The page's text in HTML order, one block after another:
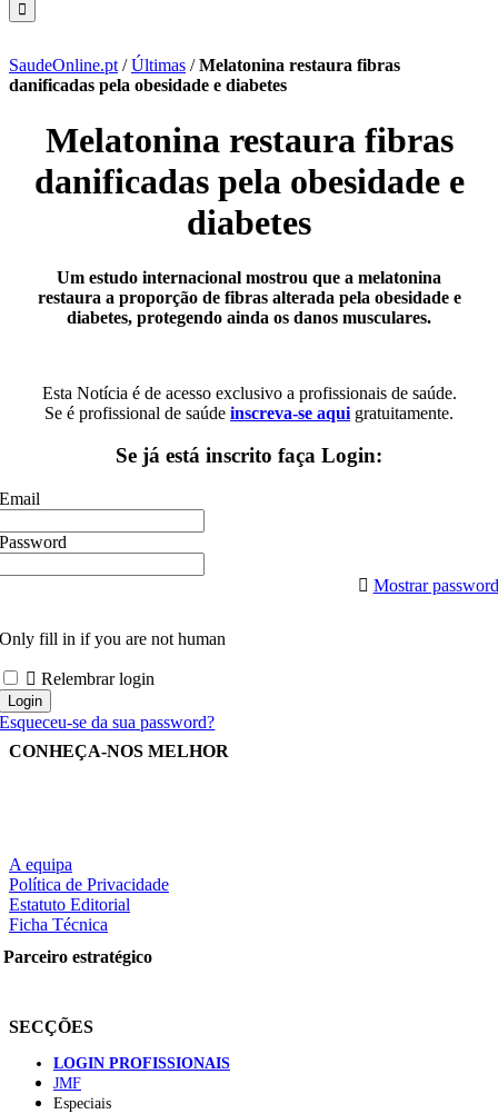
SaudeOnline.pt /Últimas /Melatonina restaura fibras
danificadas pela obesidade e diabetes
Melatonina restaura fibras
danificadas pela obesidade e
diabetes
Um estudo internacional mostrou que a melatonina
restaura a proporção de fibras alterada pela obesidade e
diabetes, protegendo ainda os danos musculares.
Esta Notícia é de acesso exclusivo a profissionais de saúde.
Se é profissional de saúde inscreva-se aqui gratuitamente.
Se já está inscrito faça Login:
Email
Password
Mostrar password
Only fill in if you are not human
Relembrar login
Esqueceu-se da sua password?
CONHEÇA-NOS MELHOR
A equipa
Política de Privacidade
Estatuto Editorial
Ficha Técnica
Parceiro estratégico
SECÇÕES
LOGIN PROFISSIONAIS
JMF
Especiais